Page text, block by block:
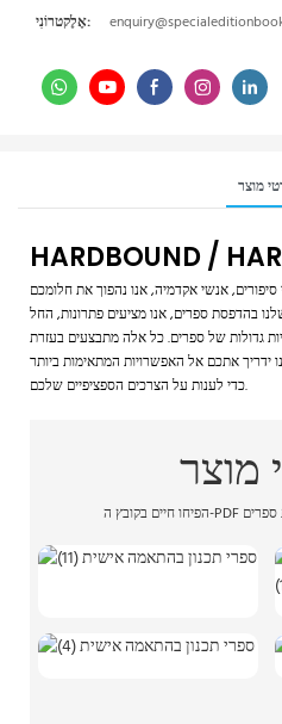
אֶלֶקטרוֹנִי:
מוצר
HARDBOUND /
אנשי אקדמיה, אנו נהפוך את חלומכם
בהדפסת ספרים, אנו מציעים פתרונות, החל
גדולות של ספרים. כל אלה מתבצעים בעזרת
ידריך אתכם אל האפשרויות המתאימות ביותר
כדי לענות על הצרכים הספציפיים שלכם.
מוצר